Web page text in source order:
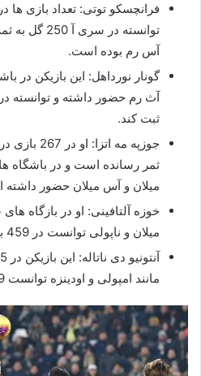
توانسته در
آس رم بوده است.
گونار نورداهل: این بازیکن در
ثبت کند.
ثمر رسانده است و در باشگاه
میلان و آس میلان حضور
خوزه آلتافینی: او در بازگاه
میلان و ناپولی توانست در 459 بازی تعداد 216 گل بزند.
مانند امپولی و اودینزه توانست 209 گل را به ثمر برساند.